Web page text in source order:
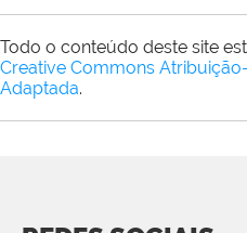
Todo o conteúdo deste site
Creative Commons
Adaptada.